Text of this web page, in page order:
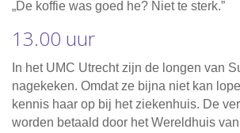
„De koffie was goed he? Niet te sterk.”
13.00 uur
In het UMC Utrecht zijn de longen van
nagekeken. Omdat ze bijna niet kan
kennis haar op bij het ziekenhuis. De
worden betaald door het Wereldhuis